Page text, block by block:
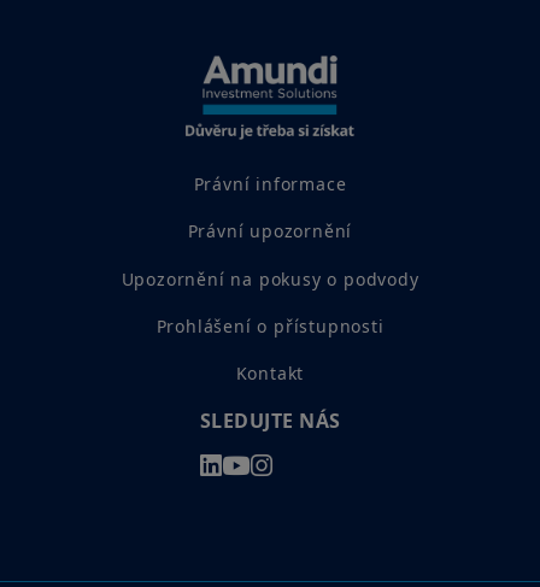
Právní informace
Právní upozornění
Upozornění na pokusy o podvody
Prohlášení o přístupnosti
Kontakt
SLEDUJTE NÁS